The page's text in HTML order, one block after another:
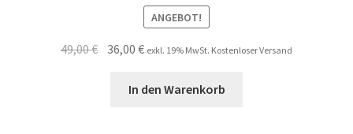
ANGEBOT!
49,00€ Ursprünglicher
36,00€Aktueller
ist:
exkl. 19% MwSt. Kostenloser Versand
In den Warenkorb